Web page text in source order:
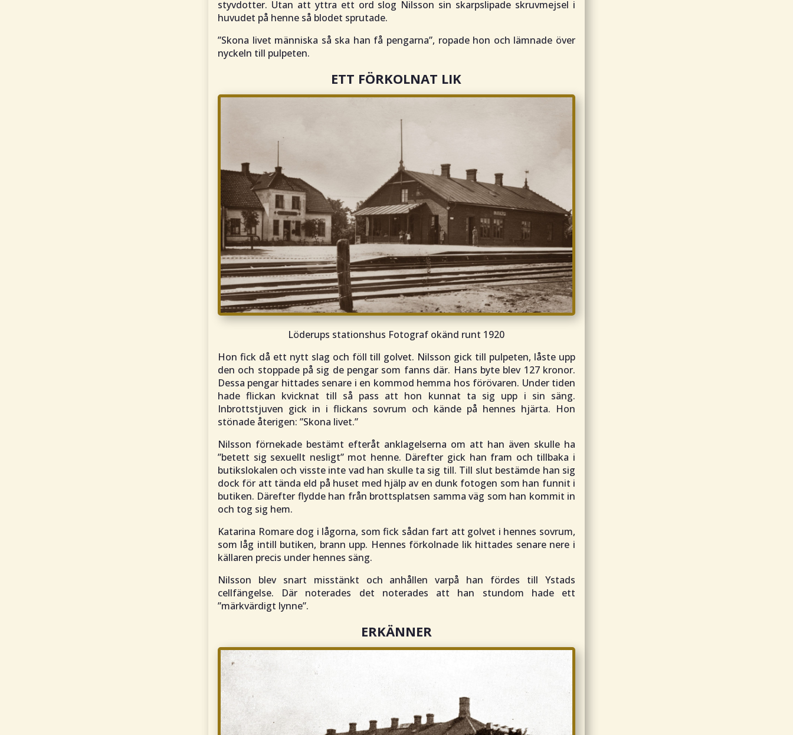
styvdotter. Utan att yttra ett ord slog Nilsson sin skarpslipade skruvmejsel i
huvudet på henne så blodet sprutade.
”Skona livet människa så ska han få pengarna”, ropade hon och lämnade över
nyckeln till pulpeten.
ETT FÖRKOLNAT LIK
Löderups stationshus Fotograf okänd runt 1920
Hon fick då ett nytt slag och föll till golvet. Nilsson gick till pulpeten, låste upp
den och stoppade på sig de pengar som fanns där. Hans byte blev 127 kronor.
Dessa pengar hittades senare i en kommod hemma hos förövaren. Under tiden
hade flickan kvicknat till så pass att hon kunnat ta sig upp i sin säng.
Inbrottstjuven gick in i flickans sovrum och kände på hennes hjärta. Hon
stönade återigen: ”Skona livet.”
Nilsson förnekade bestämt efteråt anklagelserna om att han även skulle ha
”betett sig sexuellt nesligt” mot henne. Därefter gick han fram och tillbaka i
butikslokalen och visste inte vad han skulle ta sig till. Till slut bestämde han sig
dock för att tända eld på huset med hjälp av en dunk fotogen som han funnit i
butiken. Därefter flydde han från brottsplatsen samma väg som han kommit in
och tog sig hem.
Katarina Romare dog i lågorna, som fick sådan fart att golvet i hennes sovrum,
som låg intill butiken, brann upp. Hennes förkolnade lik hittades senare nere i
källaren precis under hennes säng.
Nilsson blev snart misstänkt och anhållen varpå han fördes till Ystads
cellfängelse. Där noterades det noterades att han stundom hade ett
”märkvärdigt lynne”.
ERKÄNNER